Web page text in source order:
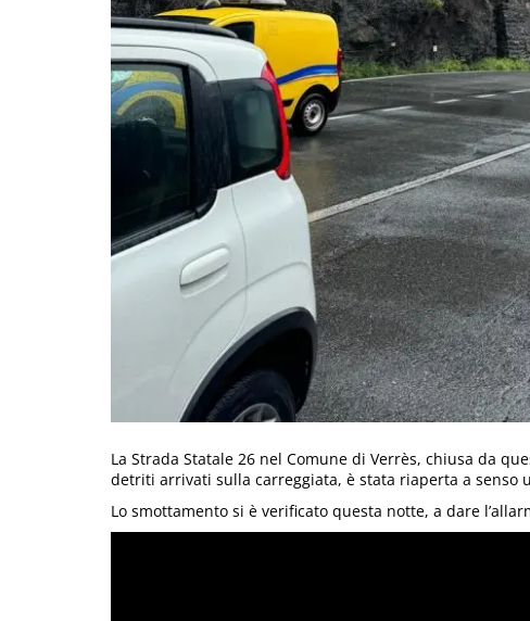
La Strada Statale 26 nel Comune di Verrès, chiusa da
detriti arrivati sulla carreggiata, è stata riaperta a senso
Lo smottamento si è verificato questa notte, a dare